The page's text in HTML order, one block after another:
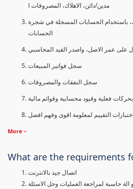
مدين/دائن، الاهلاك، المصروفات ا
باستخدام الحسابات المسجلة في شجرة
الحسابات
على عمر الاصل، واصدر القيد المحاسبي
سجل فواتير المبيعات
سجل النفقات والمصروفات
فعلية وقيود محسابية وقوائم مالية
التقييم لمعلومة اقوى وفهم افضل
More
What are the requirements
اتصال جيد بالانترنت
الة حاسبة لمراجعة العمليات وحل الاسئلة